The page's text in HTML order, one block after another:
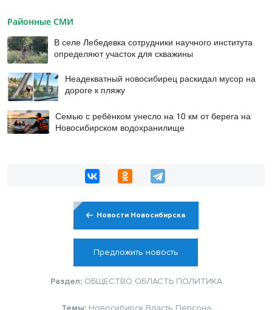
Районные СМИ
В селе Лебедевка сотрудники научного института
определяют участок для скважины
Неадекватный новосибирец раскидал мусор на
дороге к пляжу
Семью с ребёнком унесло на 10 км от берега на
Новосибирском водохранилище
Новости Новосибирска
Предложить новость
Раздел: ОБЩЕСТВО ОБЛАСТЬ ПОЛИТИКА